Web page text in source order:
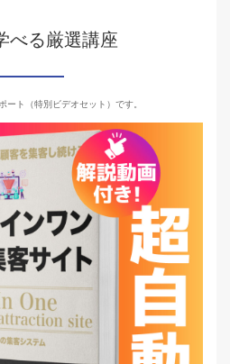
べる厳選講座
ト（特別ビデオセット）です。